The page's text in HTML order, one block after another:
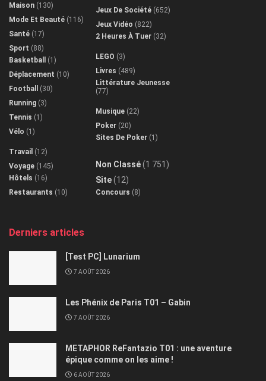
Maison (130)
Mode Et Beauté (116)
Santé (17)
Sport (88)
Basketball
(1)
Déplacement (10)
Football
(30)
Running (3)
Tennis (1)
Vélo (1)
Travail (12)
Voyage (145)
Hôtels (16)
Restaurants (10)
Jeux De Société (652)
Jeux Vidéo (822)
2 Heures À Tuer (32)
LEGO (3)
Livres (489)
Littérature Jeunesse
(77)
Musique (22)
Poker (20)
Sites De Poker (1)
Non Classé(1 751)
Site(12)
Concours (8)
Derniers articles
[Test PC] Lunarium
7 AOÛT 2026
Les Phénix de Paris T01 – Gabin
7 AOÛT 2026
METAPHOR ReFantazio T01 : une aventure
épique comme on les aime !
6 AOÛT 2026